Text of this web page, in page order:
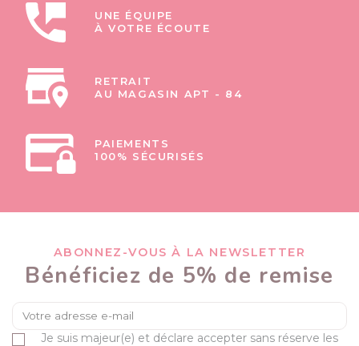
UNE ÉQUIPE
À VOTRE ÉCOUTE
RETRAIT
AU MAGASIN APT - 84
PAIEMENTS
100% SÉCURISÉS
ABONNEZ-VOUS À LA NEWSLETTER
Bénéficiez de 5% de remise
Je suis majeur(e) et déclare accepter sans réserve les